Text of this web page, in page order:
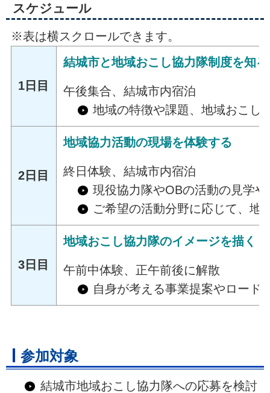
スケジュール
※表は横スクロールできます。
1日目
結城市と地域おこし協力隊制度を知る
午後集合、結城市内宿泊
地域の特徴や課題、地域おこし
2日目
地域協力活動の現場を体験する
終日体験、結城市内宿泊
現役協力隊やOBの活動の見学
ご希望の活動分野に応じて、地
3日目
地域おこし協力隊のイメージを描く
午前中体験、正午前後に解散
自身が考える事業提案やロード
参加対象
結城市地域おこし協力隊への応募を検討